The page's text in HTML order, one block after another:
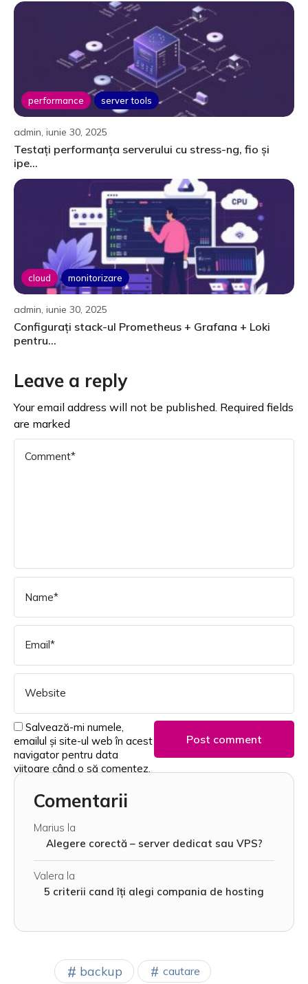
performance server tools
admin, iunie 30, 2025
Testați performanța serverului cu stress-ng, fio și
ipe...
cloud monitorizare
admin, iunie 30, 2025
Configurați stack-ul Prometheus + Grafana + Loki
pentru...
Leave a reply
Your email address will not be published. Required fields
are marked
Salvează-mi numele,
emailul și site-ul web în acest
navigator pentru data
viitoare când o să comentez.
Comentarii
Marius la
Alegere corectă – server dedicat sau VPS?
Valera la
5 criterii cand îți alegi compania de hosting
backup cautare